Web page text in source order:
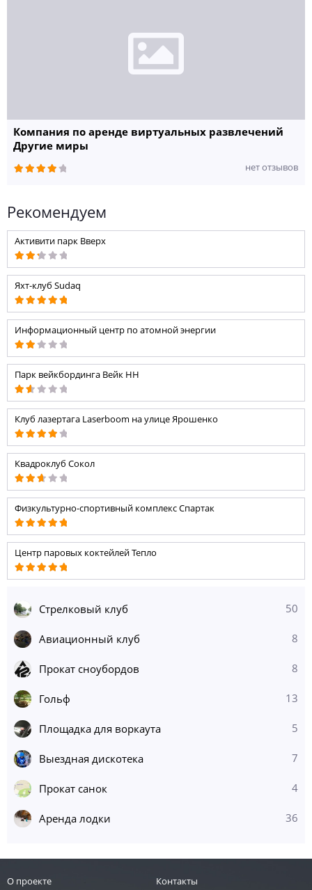
Компания по аренде виртуальных развлечений
Другие миры
нет отзывов
Рекомендуем
Активити парк Вверх
Яхт-клуб Sudaq
Информационный центр по атомной энергии
Парк вейкбординга Вейк НН
Клуб лазертага Laserboom на улице Ярошенко
Квадроклуб Сокол
Физкультурно-спортивный комплекс Спартак
Центр паровых коктейлей Тепло
Стрелковый клуб 50
Авиационный клуб 8
Прокат сноубордов 8
Гольф 13
Площадка для воркаута 5
Выездная дискотека 7
Прокат санок 4
Аренда лодки 36
О проекте Контакты